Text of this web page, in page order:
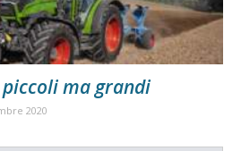
ma grandi
2020